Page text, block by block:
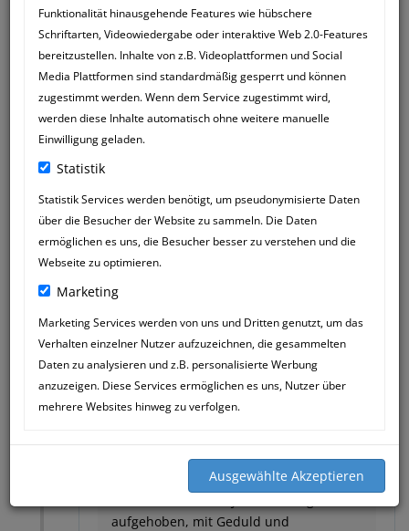
Funktionalität hinausgehende Features wie hübschere
Schriftarten, Videowiedergabe oder interaktive Web 2.0-Features
bereitzustellen. Inhalte von z.B. Videoplattformen und Social
Media Plattformen sind standardmäßig gesperrt und können
zugestimmt werden. Wenn dem Service zugestimmt wird,
werden diese Inhalte automatisch ohne weitere manuelle
Einwilligung geladen.
Statistik
Statistik Services werden benötigt, um pseudonymisierte Daten
über die Besucher der Website zu sammeln. Die Daten
ermöglichen es uns, die Besucher besser zu verstehen und die
Webseite zu optimieren.
Marketing
Marketing Services werden von uns und Dritten genutzt, um das
Verhalten einzelner Nutzer aufzuzeichnen, die gesammelten
Daten zu analysieren und z.B. personalisierte Werbung
anzuzeigen. Diese Services ermöglichen es uns, Nutzer über
mehrere Websites hinweg zu verfolgen.
29
NOV
MARTINA LAUER
08:28
Wir möchten mal ein großes
Boxermädchen mit Frauchen Martina,
an Katja und ihr Team.
aufgehoben, mit Geduld und